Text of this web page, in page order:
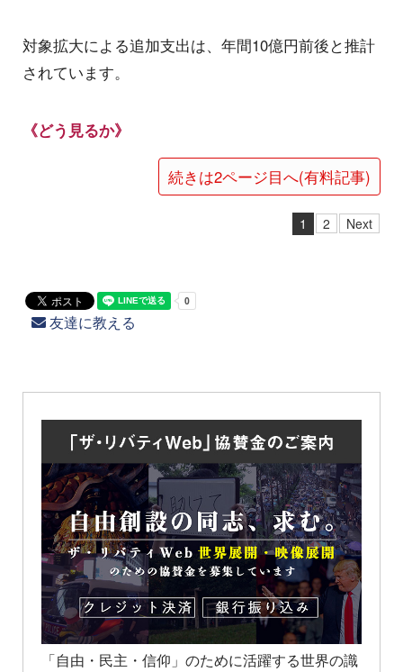
対象拡大による追加支出は、年間10億円前後と推計
されています。
《どう見るか》
続きは2ページ目へ(有料記事)
1 2 Next
友達に教える
「自由・民主・信仰」のために活躍する世界の識